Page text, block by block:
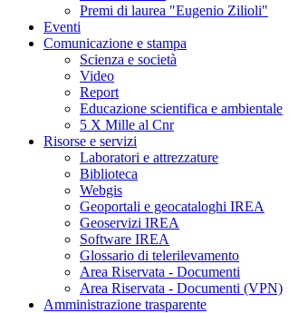
Premi di laurea "Eugenio Zilioli"
Eventi
Comunicazione e stampa
Scienza e società
Video
Report
Educazione scientifica e ambientale
5 X Mille al Cnr
Risorse e servizi
Laboratori e attrezzature
Biblioteca
Webgis
Geoportali e geocataloghi IREA
Geoservizi IREA
Software IREA
Glossario di telerilevamento
Area Riservata - Documenti
Area Riservata - Documenti (VPN)
Amministrazione trasparente